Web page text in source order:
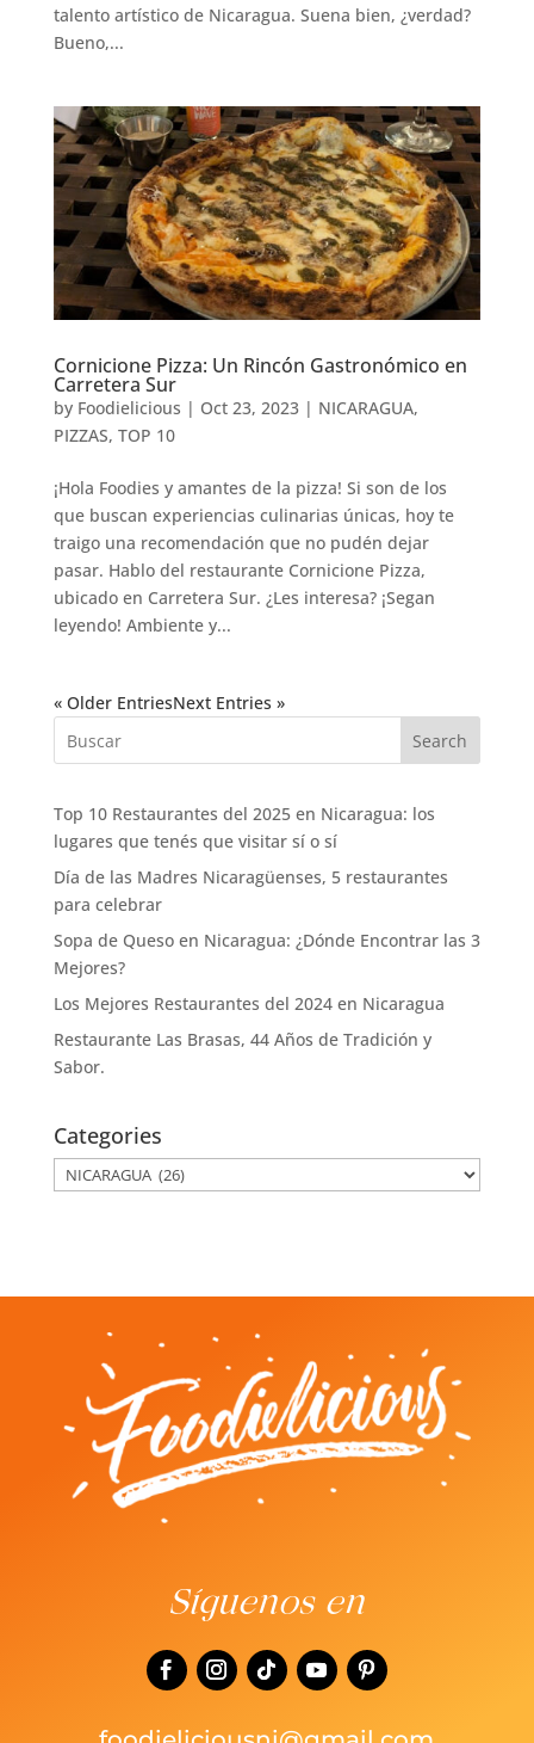
talento artístico de Nicaragua. Suena bien, ¿verdad?
Bueno,...
Cornicione Pizza: Un Rincón Gastronómico en
Carretera Sur
by Foodielicious | Oct 23, 2023| NICARAGUA,
PIZZAS, TOP 10
¡Hola Foodies y amantes de la pizza! Si son de los
que buscan experiencias culinarias únicas, hoy te
traigo una recomendación que no pudén dejar
pasar. Hablo del restaurante Cornicione Pizza,
ubicado en Carretera Sur. ¿Les interesa? ¡Segan
leyendo! Ambiente y...
« Older EntriesNext Entries »
Search
Top 10 Restaurantes del 2025 en Nicaragua: los
lugares que tenés que visitar sí o sí
Día de las Madres Nicaragüenses, 5 restaurantes
para celebrar
Sopa de Queso en Nicaragua: ¿Dónde Encontrar las 3
Mejores?
Los Mejores Restaurantes del 2024 en Nicaragua
Restaurante Las Brasas, 44 Años de Tradición y
Sabor.
Categories
Categories
Síguenos en